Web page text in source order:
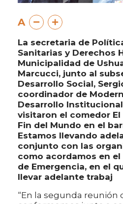
A
La secretaria de
Sanitarias y Derechos
Municipalidad de
Marcucci, junto al
Desarrollo Social,
coordinador de
Desarrollo
visitaron el comedor
Fin del Mundo en el
Estamos llevando
conjunto con las
como acordamos en el
de Emergencia, en el
llevar adelante trabaj
“En la segunda reunión